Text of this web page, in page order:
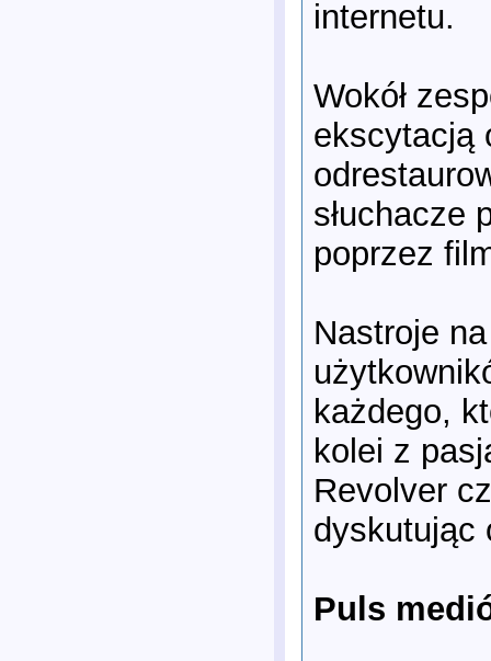
internetu.
Wokół
ekscytacją
słuchacze
poprzez
Nastroje
każdego,
kolei z
Revolver
dyskutując
Puls